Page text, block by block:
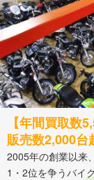
【年間買取数
2005年の創業以来
1・2位を争うバイ